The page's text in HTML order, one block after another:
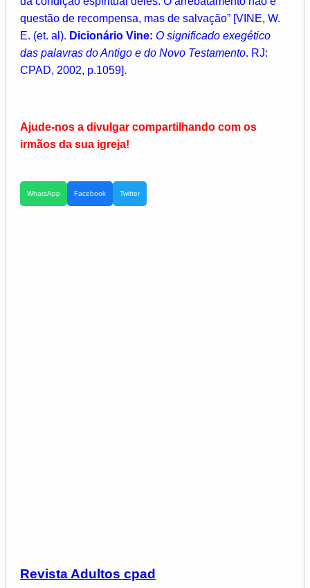
questão de recompensa, mas de salvação” [VINE, W.
E. (et. al). Dicionário Vine: O significado exegético
das palavras do Antigo e do Novo Testamento. RJ:
CPAD, 2002, p.1059].
Ajude-nos a divulgar compartilhando com os
irmãos da sua igreja!
WhatsApp Facebook Twitter
Revista Adultos cpad